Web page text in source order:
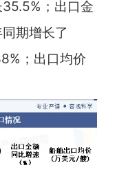
；出口金
期增长了
；出口均价